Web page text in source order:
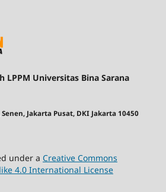
LPPM Universitas Bina Sarana
Jakarta Pusat, DKI Jakarta 10450
under a Creative Commons
4.0 International License